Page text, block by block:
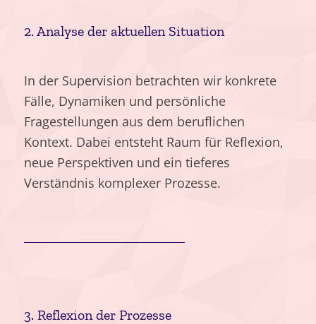
2. Analyse der aktuellen Situation
In der Supervision betrachten wir konkrete
Fälle, Dynamiken und persönliche
Fragestellungen aus dem beruflichen
Kontext. Dabei entsteht Raum für Reflexion,
neue Perspektiven und ein tieferes
Verständnis komplexer Prozesse.
3. Reflexion der Prozesse